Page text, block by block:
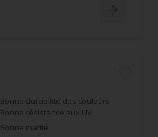
Bonne durabilité des couleurs -
Bonne résistance aux UV
Bonne matité